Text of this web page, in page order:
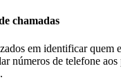
chamadas
em identificar quem
números de telefone aos